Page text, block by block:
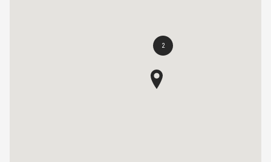
DE UK
2